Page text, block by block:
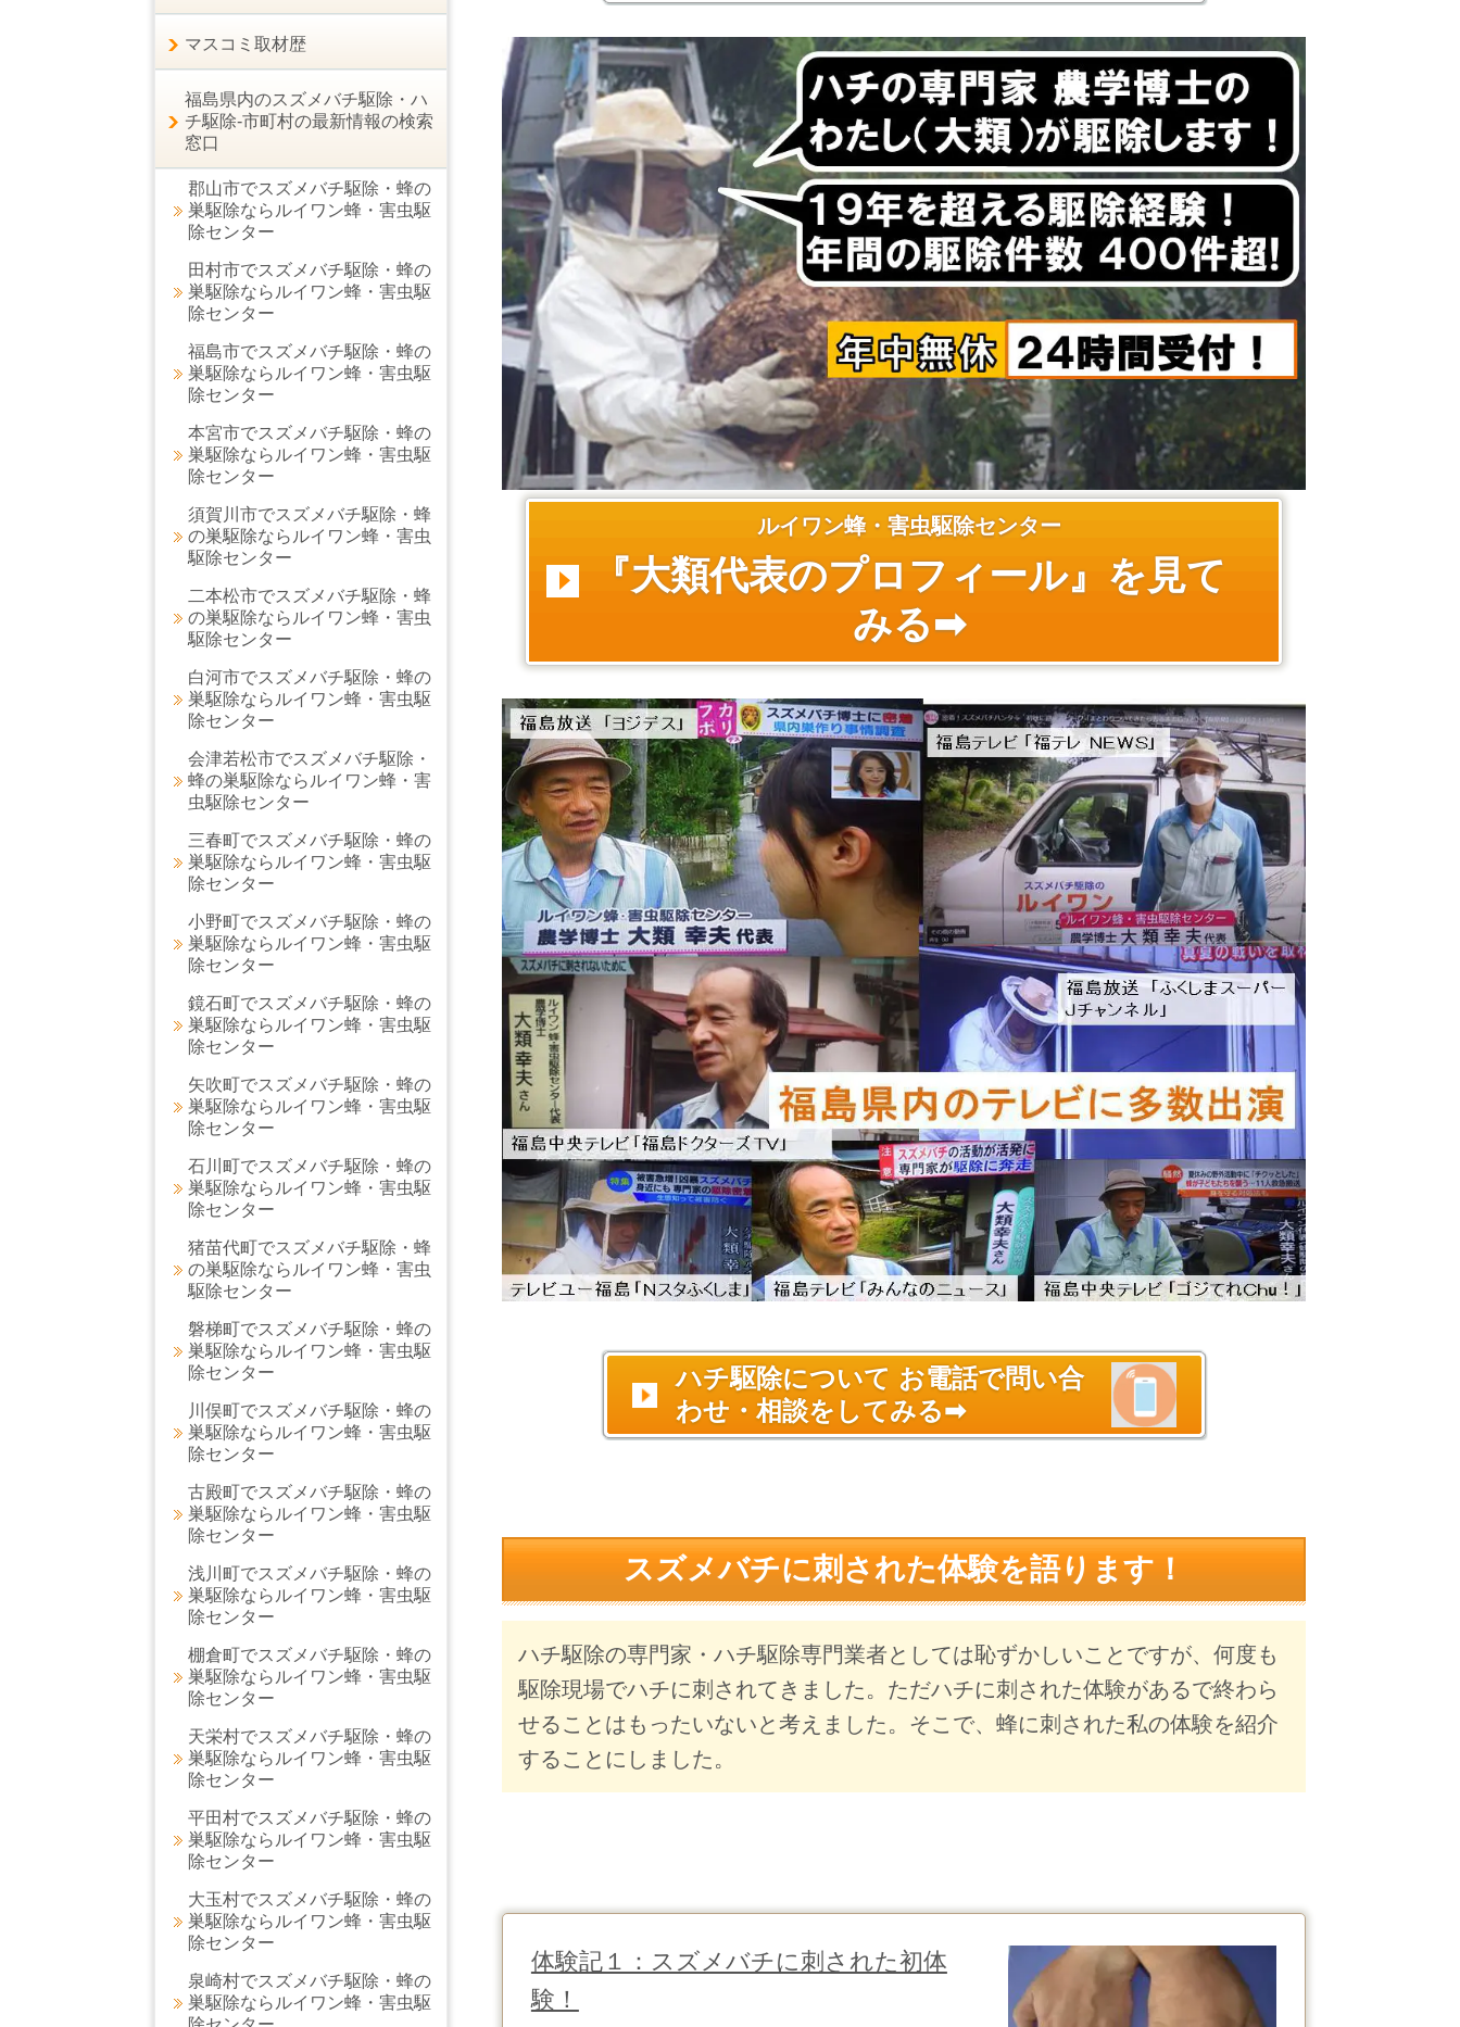
ルイワン蜂・害虫駆除センター
『大類代表のプロフィール』を見て
みる➡
ハチ駆除について お電話で問い合
わせ・相談をしてみる➡
スズメバチに刺された体験を語ります！
ハチ駆除の専門家・ハチ駆除専門業者としては恥ずかしいことですが、何度も
駆除現場でハチに刺されてきました。ただハチに刺された体験があるで終わら
せることはもったいないと考えました。そこで、蜂に刺された私の体験を紹介
することにしました。
体験記１：スズメバチに刺された初体
験！
マスコミ取材歴
福島県内のスズメバチ駆除・ハ
チ駆除-市町村の最新情報の検索
窓口
郡山市でスズメバチ駆除・蜂の
巣駆除ならルイワン蜂・害虫駆
除センター
田村市でスズメバチ駆除・蜂の
巣駆除ならルイワン蜂・害虫駆
除センター
福島市でスズメバチ駆除・蜂の
巣駆除ならルイワン蜂・害虫駆
除センター
本宮市でスズメバチ駆除・蜂の
巣駆除ならルイワン蜂・害虫駆
除センター
須賀川市でスズメバチ駆除・蜂
の巣駆除ならルイワン蜂・害虫
駆除センター
二本松市でスズメバチ駆除・蜂
の巣駆除ならルイワン蜂・害虫
駆除センター
白河市でスズメバチ駆除・蜂の
巣駆除ならルイワン蜂・害虫駆
除センター
会津若松市でスズメバチ駆除・
蜂の巣駆除ならルイワン蜂・害
虫駆除センター
三春町でスズメバチ駆除・蜂の
巣駆除ならルイワン蜂・害虫駆
除センター
小野町でスズメバチ駆除・蜂の
巣駆除ならルイワン蜂・害虫駆
除センター
鏡石町でスズメバチ駆除・蜂の
巣駆除ならルイワン蜂・害虫駆
除センター
矢吹町でスズメバチ駆除・蜂の
巣駆除ならルイワン蜂・害虫駆
除センター
石川町でスズメバチ駆除・蜂の
巣駆除ならルイワン蜂・害虫駆
除センター
猪苗代町でスズメバチ駆除・蜂
の巣駆除ならルイワン蜂・害虫
駆除センター
磐梯町でスズメバチ駆除・蜂の
巣駆除ならルイワン蜂・害虫駆
除センター
川俣町でスズメバチ駆除・蜂の
巣駆除ならルイワン蜂・害虫駆
除センター
古殿町でスズメバチ駆除・蜂の
巣駆除ならルイワン蜂・害虫駆
除センター
浅川町でスズメバチ駆除・蜂の
巣駆除ならルイワン蜂・害虫駆
除センター
棚倉町でスズメバチ駆除・蜂の
巣駆除ならルイワン蜂・害虫駆
除センター
天栄村でスズメバチ駆除・蜂の
巣駆除ならルイワン蜂・害虫駆
除センター
平田村でスズメバチ駆除・蜂の
巣駆除ならルイワン蜂・害虫駆
除センター
大玉村でスズメバチ駆除・蜂の
巣駆除ならルイワン蜂・害虫駆
除センター
泉崎村でスズメバチ駆除・蜂の
巣駆除ならルイワン蜂・害虫駆